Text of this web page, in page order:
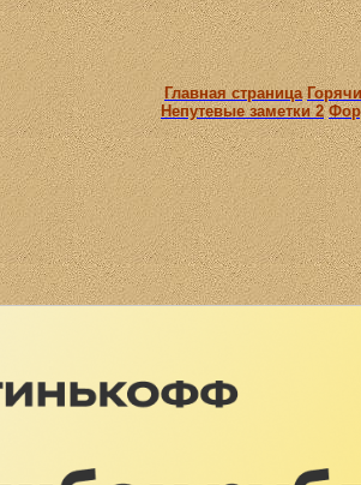
Главная страница
Непутевые заметки 2